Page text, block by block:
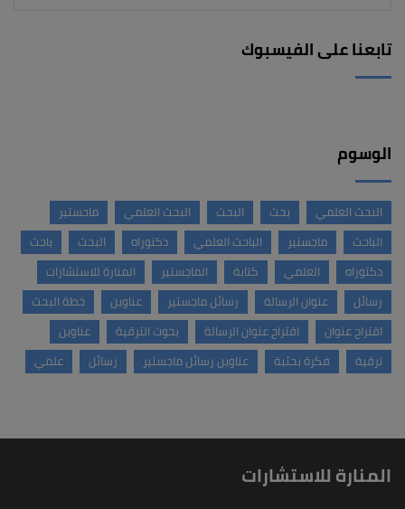
تابعنا على الفيسبوك
الوسوم
البحث العلمي بحث البحث البحث العلمي
ماجستير
الباحث
ماجستير الباحث العلمي دكتوراه البحث
باحث
دكتوراه
العلمي كتابة الماجستير
المنارة للاستشارات
رسائل
عنوان الرسالة رسائل ماجستير عناوين
خطة البحث
اقتراح عنوان
اقتراح عنوان الرسالة بحوث الترقية
عناوين
ترقية
فكرة بحثية عناوين رسائل ماجستير رسائل علمي
المنارة للاستشارات